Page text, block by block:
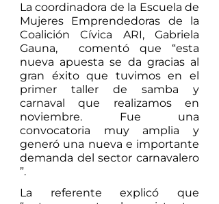
La coordinadora de la Escuela de
Mujeres Emprendedoras de la
Coalición Cívica ARI, Gabriela
Gauna,  comentó que “esta
nueva apuesta se da gracias al
gran éxito que tuvimos en el
primer taller de samba y
carnaval que realizamos en
noviembre. Fue una
convocatoria muy amplia y
generó una nueva e importante
demanda del sector carnavalero
”.
La referente explicó que